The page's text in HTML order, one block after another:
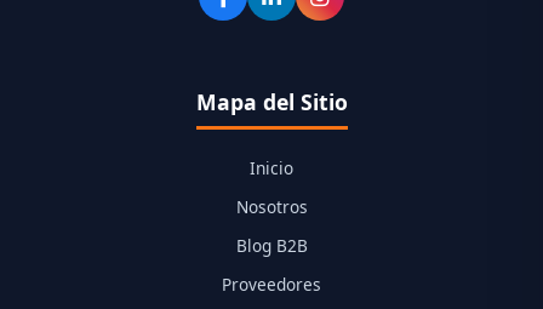
Mapa del Sitio
Inicio
Nosotros
Blog B2B
Proveedores